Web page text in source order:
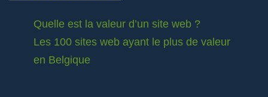
Quelle est la valeur d’un site web ?
Les 100 sites web ayant le plus de valeur
en Belgique